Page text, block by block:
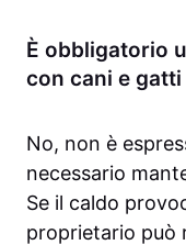
È obbligatorio
con cani e
No, non è
necessario
Se il caldo
proprietario può